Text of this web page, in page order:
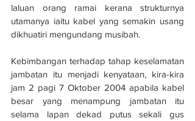
laluan orang ramai kerana strukturnya
utamanya iaitu kabel yang semakin usang
dikhuatiri mengundang musibah.
Kebimbangan terhadap tahap keselamatan
jambatan itu menjadi kenyataan, kira-kira
jam 2 pagi 7 Oktober 2004 apabila kabel
besar yang menampung jambatan itu
selama lapan dekad putus sekali gus